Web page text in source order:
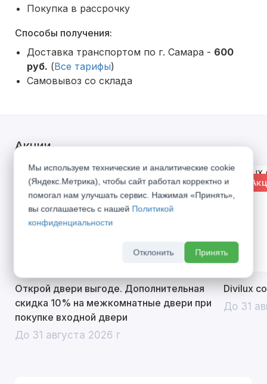
Покупка в рассрочку
Способы получения:
Доставка транспортом по г. Самара - 600
руб. (Все тарифы)
Самовывоз со склада
Акции
% Акция
Открой двери выгоде. Дополнительная
скидка 10% на межкомнатные двери при
покупке входной двери
До 31 августа 2026 г
%
Divilux
До 31
Мы используем технические и аналитические cookie
(Яндекс.Метрика), чтобы сайт работал корректно и
помогал нам улучшать сервис. Нажимая «Принять»,
вы соглашаетесь с нашей Политикой
конфиденциальности
Отклонить Принять